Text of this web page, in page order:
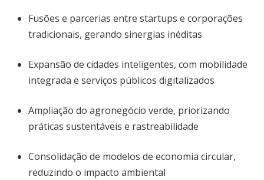
Fusões e parcerias entre startups e corporações
tradicionais, gerando sinergias inéditas
Expansão de cidades inteligentes, com mobilidade
integrada e serviços públicos digitalizados
Ampliação do agronegócio verde, priorizando
práticas sustentáveis e rastreabilidade
Consolidação de modelos de economia circular,
reduzindo o impacto ambiental